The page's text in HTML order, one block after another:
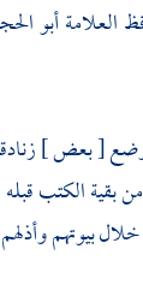
العلامة أبو
[ بعض ]
الكتب قبله
بيوتهم